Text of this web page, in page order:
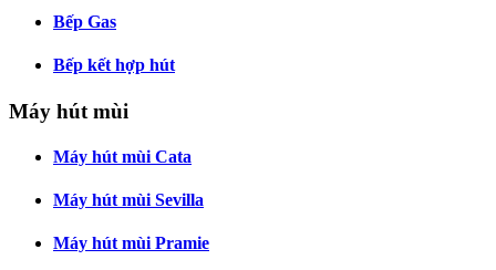
Bếp Gas
Bếp kết hợp hút
Máy hút mùi
Máy hút mùi Cata
Máy hút mùi Sevilla
Máy hút mùi Pramie